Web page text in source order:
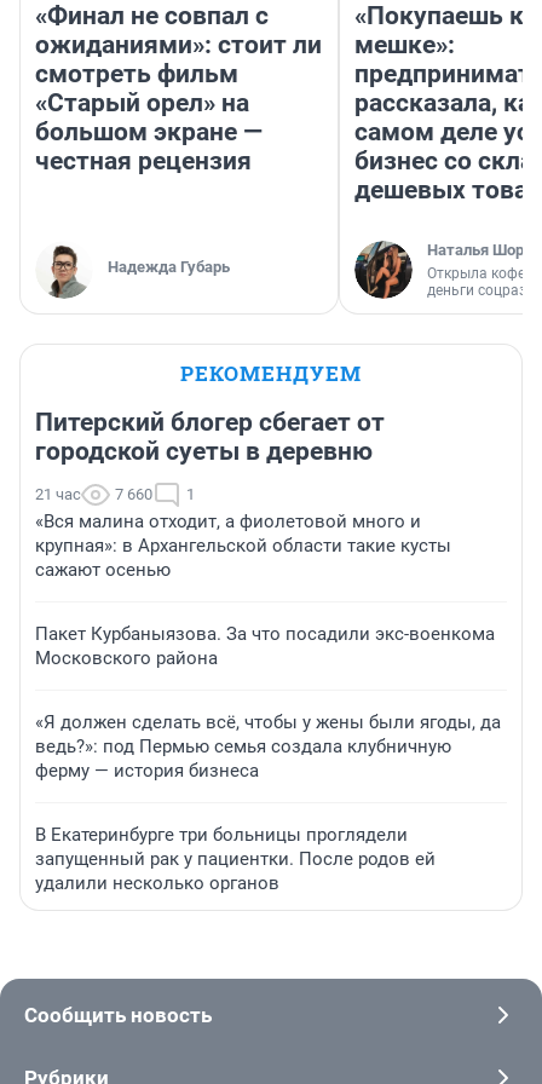
«Финал не совпал с
ожиданиями»: стоит ли
смотреть фильм
«Старый орел» на
большом экране —
честная рецензия
Надежда Губарь
«Покупаешь
мешке»:
рассказала,
самом деле
бизнес со
дешевых
Наталья
Открыла
деньги
РЕКОМЕНДУЕМ
Питерский блогер сбегает от
городской суеты в деревню
21 час 7 660 1
«Вся малина отходит, а фиолетовой много и
крупная»: в Архангельской области такие кусты
сажают осенью
Пакет Курбаныязова. За что посадили экс-военкома
Московского района
«Я должен сделать всё, чтобы у жены были ягоды, да
ведь?»: под Пермью семья создала клубничную
ферму — история бизнеса
В Екатеринбурге три больницы проглядели
запущенный рак у пациентки. После родов ей
удалили несколько органов
Сообщить новость
Рубрики